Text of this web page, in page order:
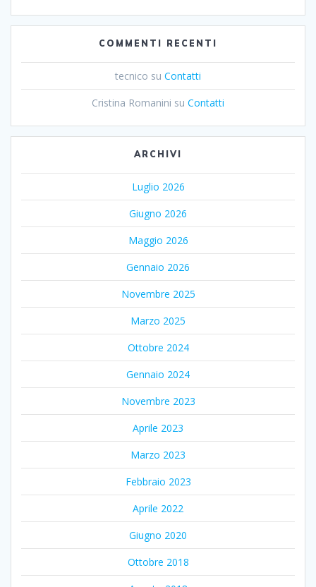
COMMENTI RECENTI
tecnico su Contatti
Cristina Romanini su Contatti
ARCHIVI
Luglio 2026
Giugno 2026
Maggio 2026
Gennaio 2026
Novembre 2025
Marzo 2025
Ottobre 2024
Gennaio 2024
Novembre 2023
Aprile 2023
Marzo 2023
Febbraio 2023
Aprile 2022
Giugno 2020
Ottobre 2018